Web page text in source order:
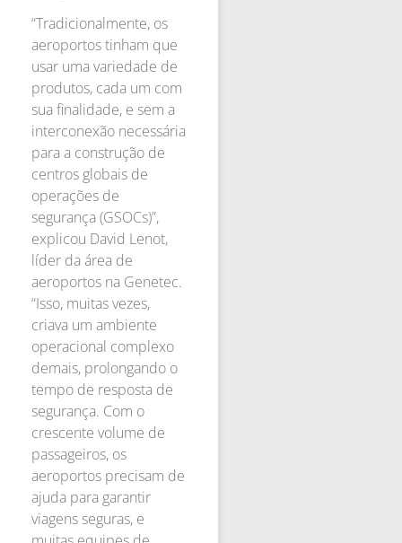
“Tradicionalmente, os
aeroportos tinham que
usar uma variedade de
produtos, cada um com
sua finalidade, e sem a
interconexão necessária
para a construção de
centros globais de
operações de
segurança (GSOCs)”,
explicou David Lenot,
líder da área de
aeroportos na Genetec.
“Isso, muitas vezes,
criava um ambiente
operacional complexo
demais, prolongando o
tempo de resposta de
segurança. Com o
crescente volume de
passageiros, os
aeroportos precisam de
ajuda para garantir
viagens seguras, e